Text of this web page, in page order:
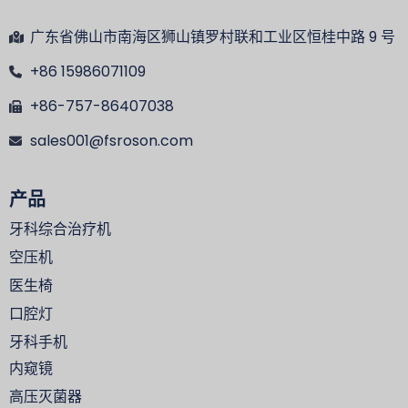
广东省佛山市南海区狮山镇罗村联和工业区恒桂中路 9 号
+86 15986071109
+86-757-86407038
sales001@fsroson.com
产品
牙科综合治疗机
空压机
医生椅
口腔灯
牙科手机
内窥镜
高压灭菌器